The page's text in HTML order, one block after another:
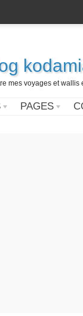
mes voyages et
PAGES